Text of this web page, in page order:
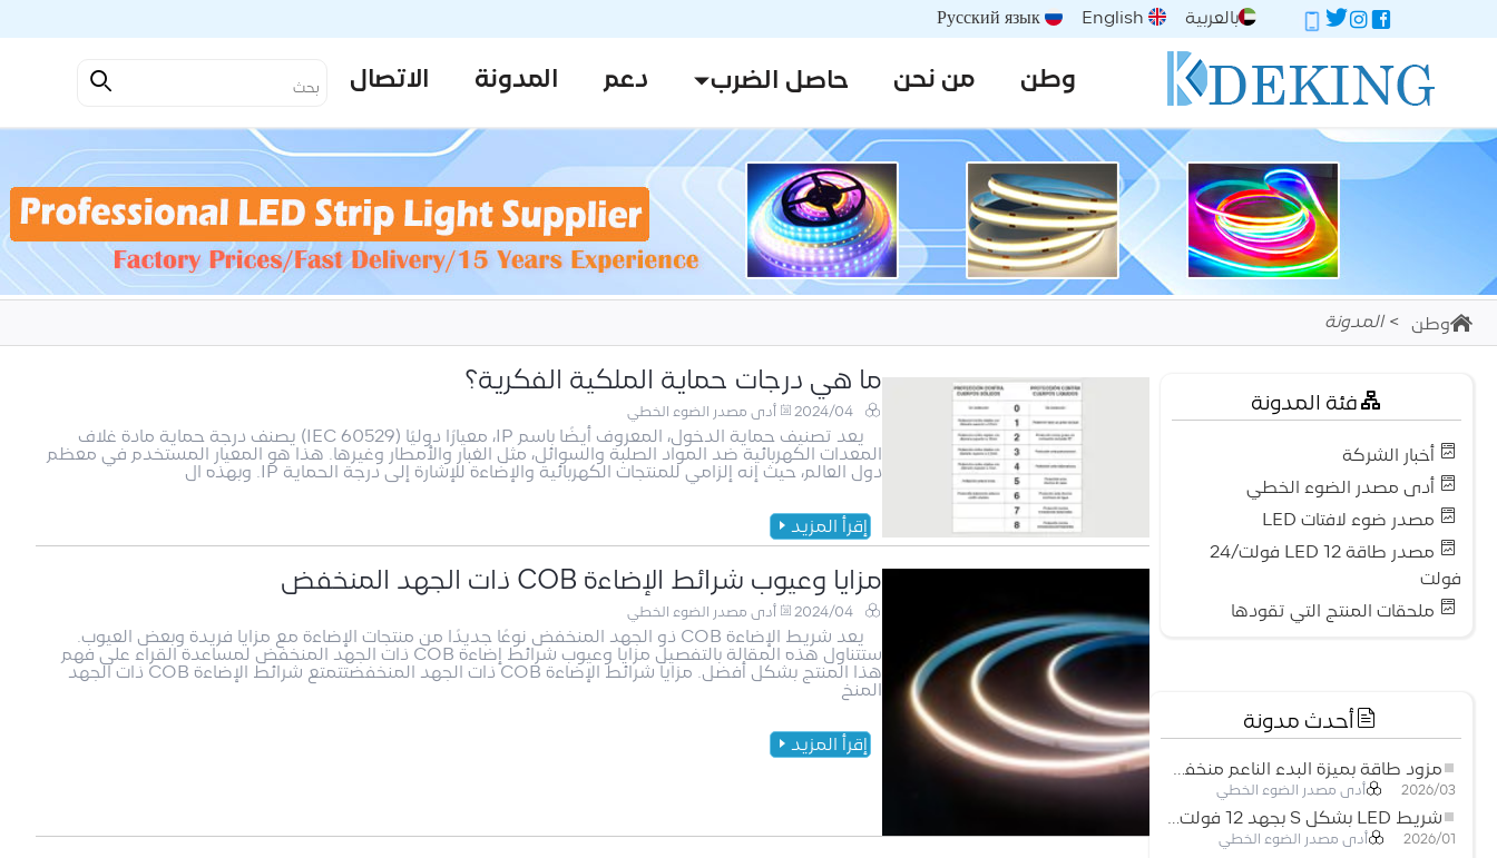
بالعربية English
Русский язык
وطن من نحن حاصل الضرب دعم المدونة الاتصال
وطن المدونة
فئة المدونة
أخبار الشركة
أدى مصدر الضوء الخطي
مصدر ضوء لافتات LED
مصدر طاقة LED 12 فولت/24
فولت
ملحقات المنتج التي تقودها
أحدث مدونة
مزود طاقة بميزة البدء الناعم منخفض الجهد لأنظمة إضاءة LED
2026/03 أدى مصدر الضوء الخطي
شريط LED بشكل S بجهد 12 فولت: حل إضاءة مرن وفعال للتصميمات الحديثة
2026/01 أدى مصدر الضوء الخطي
ما هي درجات حماية الملكية الفكرية؟
2024/04 أدى مصدر الضوء الخطي
يعد تصنيف حماية الدخول، المعروف أيضًا باسم IP، معيارًا دوليًا (IEC 60529) يصنف درجة حماية مادة غلاف
المعدات الكهربائية ضد المواد الصلبة والسوائل، مثل الغبار والأمطار وغيرها. هذا هو المعيار المستخدم في معظم
دول العالم، حيث إنه إلزامي للمنتجات الكهربائية والإضاءة للإشارة إلى درجة الحماية IP. وبهذه ال
إقرأ المزيد
مزايا وعيوب شرائط الإضاءة COB ذات الجهد المنخفض
2024/04 أدى مصدر الضوء الخطي
يعد شريط الإضاءة COB ذو الجهد المنخفض نوعًا جديدًا من منتجات الإضاءة مع مزايا فريدة وبعض العيوب.
ستتناول هذه المقالة بالتفصيل مزايا وعيوب شرائط إضاءة COB ذات الجهد المنخفض لمساعدة القراء على فهم
هذا المنتج بشكل أفضل. مزايا شرائط الإضاءة COB ذات الجهد المنخفضتتمتع شرائط الإضاءة COB ذات الجهد
المنخ
إقرأ المزيد